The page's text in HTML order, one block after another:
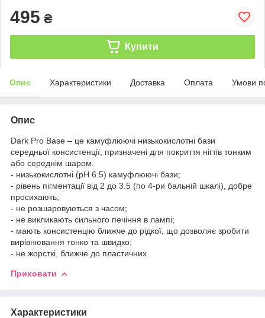
495 ₴
Купити
Опис Характеристики Доставка Оплата Умови
Опис
Dark Pro Base – це камуфлюючі низькокислотні бази
середньої консистенції, призначені для покриття нігтів тонким
або середнім шаром.
- низькокислотні (pH 6.5) камуфлюючі бази;
- рівень пігментації від 2 до 3.5 (по 4-ри бальній шкалі), добре
просихають;
- не розшаровуються з часом;
- не викликають сильного печіння в лампі;
- мають консистенцію ближче до рідкої, що дозволяє зробити
вирівнювання тонко та швидко;
- не жорсткі, ближче до пластичних.
Приховати
Характеристики